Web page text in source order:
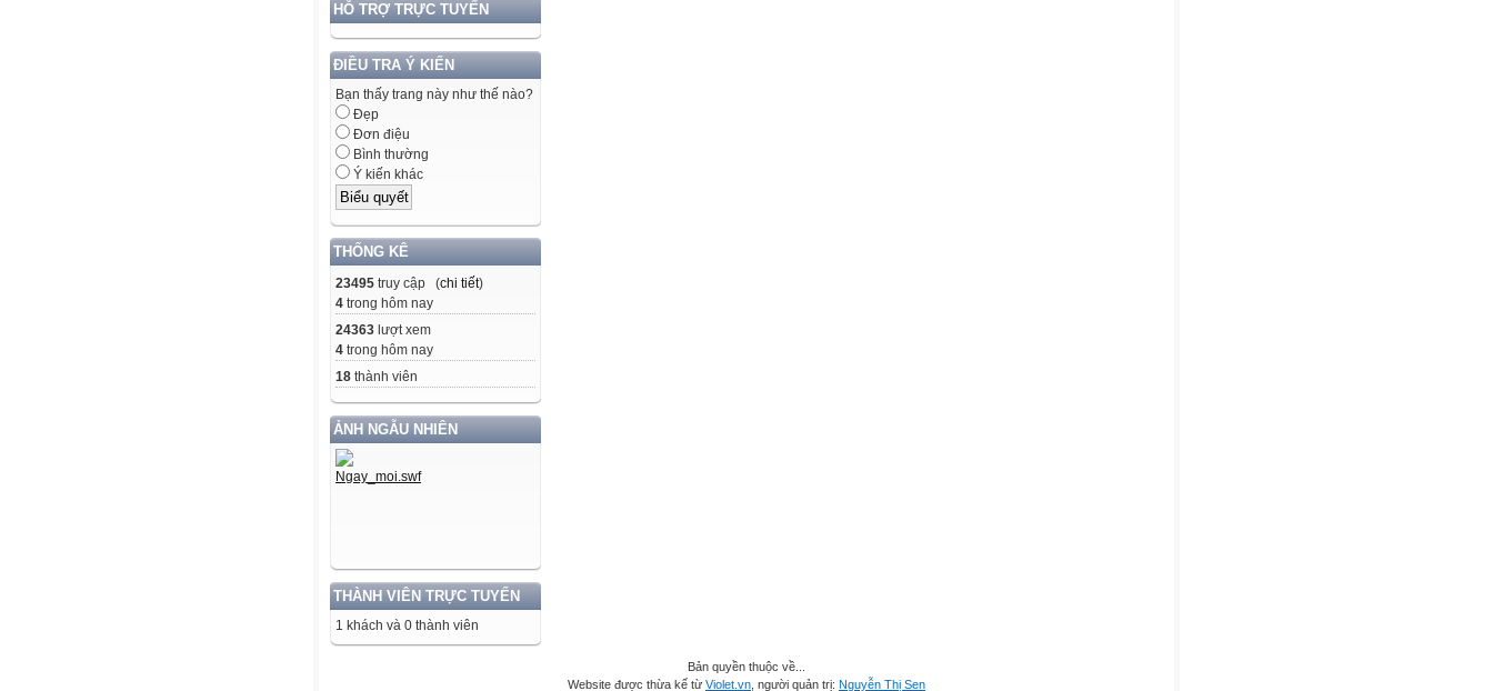
HỖ TRỢ TRỰC TUYẾN
ĐIỀU TRA Ý KIẾN
Bạn thấy trang này như thế nào?
Đẹp
Đơn điệu
Bình thường
Ý kiến khác
THỐNG KÊ
23495 truy cập (chi tiết)
4 trong hôm nay
24363 lượt xem
4 trong hôm nay
18 thành viên
ẢNH NGẪU NHIÊN
THÀNH VIÊN TRỰC TUYẾN
1 khách và 0 thành viên
Bản quyền thuộc về...
Website được thừa kế từ Violet.vn , người quản trị: Nguyễn Thị Sen